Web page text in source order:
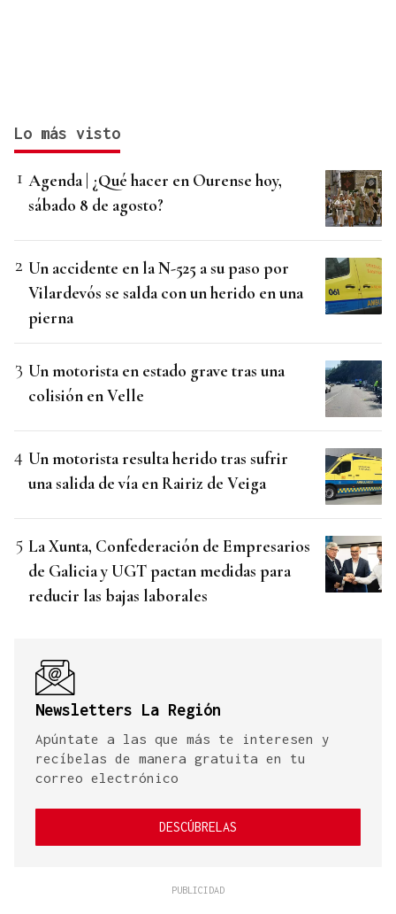
Lo más visto
Agenda | ¿Qué hacer en Ourense hoy,
sábado 8 de agosto?
Un accidente en la N-525 a su paso por
Vilardevós se salda con un herido en una
pierna
Un motorista en estado grave tras una
colisión en Velle
Un motorista resulta herido tras sufrir
una salida de vía en Rairiz de Veiga
La Xunta, Confederación de Empresarios
de Galicia y UGT pactan medidas para
reducir las bajas laborales
Newsletters La Región
Apúntate a las que más te interesen y
recíbelas de manera gratuita en tu
correo electrónico
DESCÚBRELAS